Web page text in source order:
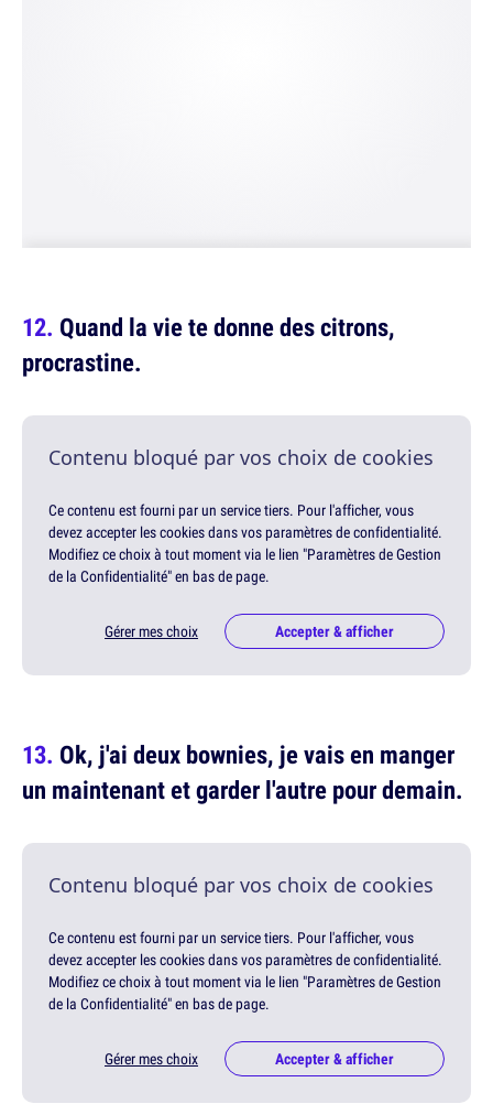
Quand la vie te donne des citrons,
procrastine.
Contenu bloqué par vos choix de cookies
Ce contenu est fourni par un service tiers. Pour l'afficher, vous
devez accepter les cookies dans vos paramètres de confidentialité.
Modifiez ce choix à tout moment via le lien "Paramètres de Gestion
de la Confidentialité" en bas de page.
Gérer mes choix Accepter & afficher
Ok, j'ai deux bownies, je vais en manger
un maintenant et garder l'autre pour demain.
Contenu bloqué par vos choix de cookies
Ce contenu est fourni par un service tiers. Pour l'afficher, vous
devez accepter les cookies dans vos paramètres de confidentialité.
Modifiez ce choix à tout moment via le lien "Paramètres de Gestion
de la Confidentialité" en bas de page.
Gérer mes choix Accepter & afficher